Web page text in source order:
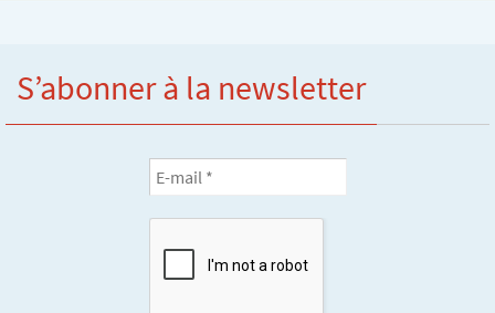
S’abonner à la newsletter